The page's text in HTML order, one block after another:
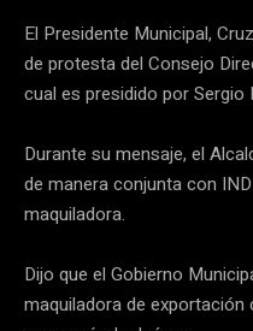
El Presidente Municipal,
de protesta del Consejo
cual es presidido por Sergio
Durante su mensaje, el
de manera conjunta con
maquiladora.
Dijo que el Gobierno
maquiladora de